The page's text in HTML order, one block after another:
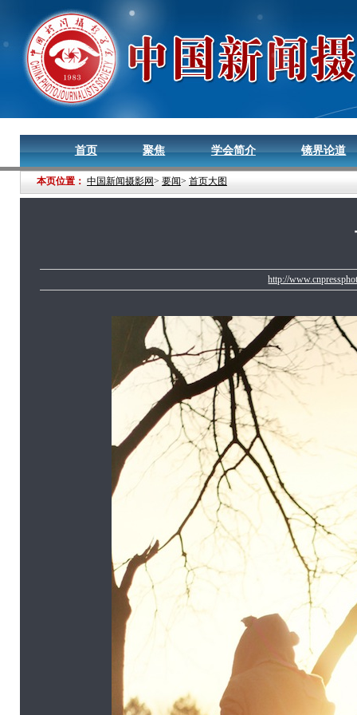
首页 聚焦 学会简介 镜界论道
本页位置： 中国新闻摄影网> 要闻> 首页大图
http://